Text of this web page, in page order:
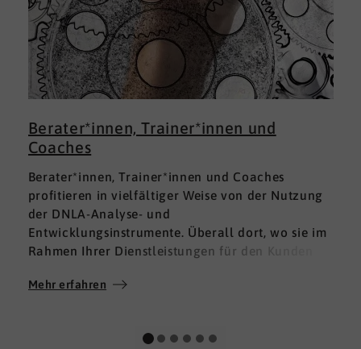
Berater*innen, Trainer*innen und
Coaches
Berater*innen, Trainer*innen und Coaches
profitieren in vielfältiger Weise von der Nutzung
der DNLA-Analyse- und
Entwicklungsinstrumente. Überall dort, wo sie im
Rahmen Ihrer Dienstleistungen für den Kunden
Soft Skills brauchen, finden sie in DNLA den
Mehr erfahren